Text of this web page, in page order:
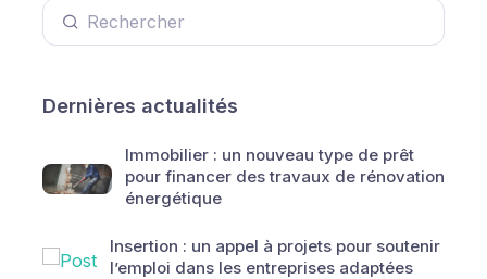
Dernières actualités
Immobilier : un nouveau type de prêt
pour financer des travaux de rénovation
énergétique
Insertion : un appel à projets pour soutenir
l’emploi dans les entreprises adaptées